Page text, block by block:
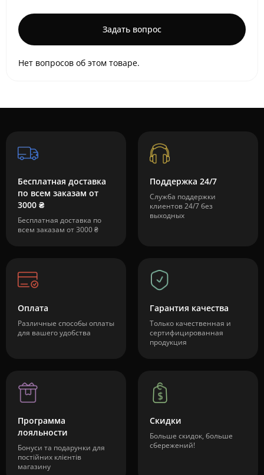
Задать вопрос
Нет вопросов об этом товаре.
Бесплатная доставка
по всем заказам от
3000 ₴
Бесплатная доставка по
всем заказам от 3000 ₴
Поддержка 24/7
Служба поддержки
клиентов 24/7 без
выходных
Оплата
Различные способы оплаты
для вашего удобства
Гарантия качества
Только качественная и
сертифицированная
продукция
Программа
лояльности
Бонуси та подарунки для
постійних клієнтів
магазину
Скидки
Больше скидок, больше
сбережений!